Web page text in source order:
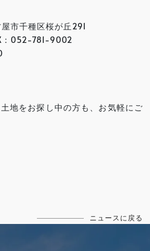
千種区桜が丘291
052-781-9002
地をお探し中の方も、お気軽にご
ニュースに戻る